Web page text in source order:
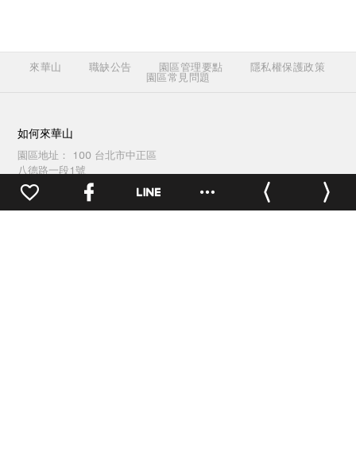
來華山 職缺公告 園區管理要點 隱私權保護政策
園區常見問題
如何來華山
園區地址：
100 台北市中正區
八德路一段1號
開放時間：
戶外空間24小時開
放，其他依各活動/店家公告